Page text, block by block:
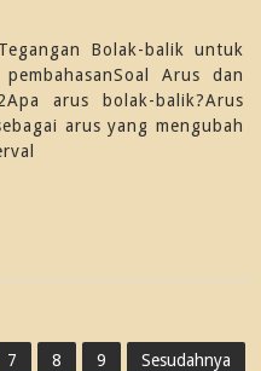
Bolak-balik untuk
Arus dan
arus bolak-balik?Arus
arus yang mengubah
7 8 9 Sesudahnya